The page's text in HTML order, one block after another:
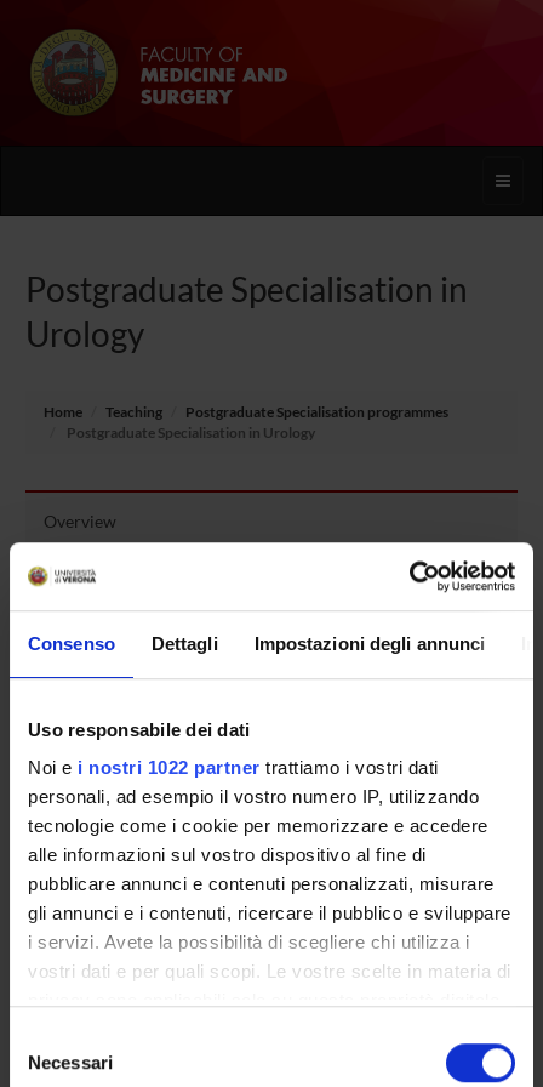
Consenso Dettagli Impostazioni degli annunci
Uso responsabile dei dati
Noi e i nostri 1022 partner trattiamo i vostri dati
personali, ad esempio il vostro numero IP, utilizzando
tecnologie come i cookie per memorizzare e accedere
alle informazioni sul vostro dispositivo al fine di
pubblicare annunci e contenuti personalizzati, misurare
gli annunci e i contenuti, ricercare il pubblico e sviluppare
i servizi. Avete la possibilità di scegliere chi utilizza i
vostri dati e per quali scopi. Le vostre scelte in materia di
modificare o revocare il proprio consenso in qualsiasi
delNecessari
Toggle
Postgraduate Specialisation in
Urology
Home Teaching
Postgraduate Specialisation programmes
Postgraduate Specialisation in Urology
Overview
Degree Programme
Notices
Rete formativa
International Students
OFFERTA FORMATIVA
CORSI DI LAUREA
CORSI DI LAUREA MAGISTRALE